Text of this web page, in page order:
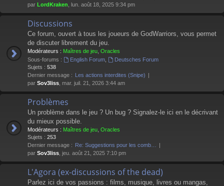
par LordKraken , lun. août 18, 2025 9:34 pm
Discussions
Ce forum, ouvert à tous les joueurs de GodWarriors, vous permet
de discuter librement du jeu.
Modérateurs : Maîtres de jeu Oracles
Sous-forums :
English Forum,
Deutsches Forum
Sujets : 538
Dernier message : Les actions interdites (Snipe)
par Sov3liss , mar. juil. 21, 2026 3:44 am
Problèmes
Un problème dans le jeu ? Un bug ? Signalez-le ici en le décrivant
du mieux possible.
Modérateurs : Maîtres de jeu Oracles
Sujets : 253
Dernier message : Re: Suggestions pour les comb…
par Sov3liss , jeu. août 21, 2025 7:10 pm
L'Agora (ex-discussions of the dead)
Parlez ici de vos passions : films, musique, livres ou mangas,